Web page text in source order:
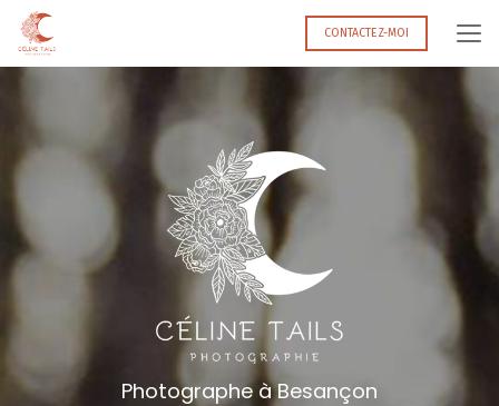
Aller
contenu
CONTACTEZ-MOI
Photographe à Besançon